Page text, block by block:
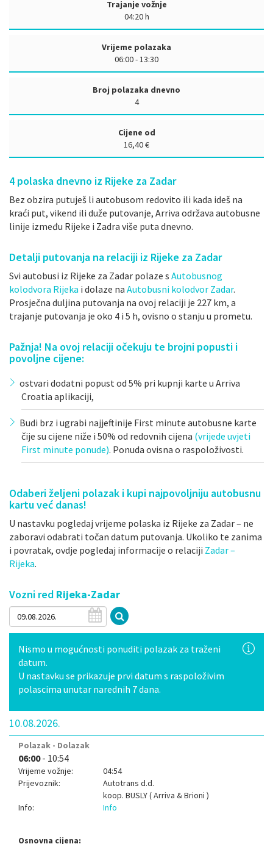
Trajanje vožnje
04:20 h
Vrijeme polazaka
06:00 - 13:30
Broj polazaka dnevno
4
Cijene od
16,40 €
4 polaska dnevno iz Rijeke za Zadar
Bez obzira putuješ li autobusom redovito ili kada ideš na
kraći put, vikend ili duže putovanje, Arriva održava autobusne
linije između Rijeke i Zadra više puta dnevno.
Detalji putovanja na relaciji iz Rijeke za Zadar
Svi autobusi iz Rijeke za Zadar polaze s Autobusnog
kolodvora Rijeka i dolaze na Autobusni kolodvor Zadar.
Prosječna duljina putovanja na ovoj relaciji je 227 km, a
trajanje putovanja je oko 4 i 5 h, ovisno o stanju u prometu.
Pažnja! Na ovoj relaciji očekuju te brojni popusti i
povoljne cijene:
ostvari dodatni popust od 5% pri kupnji karte u Arriva
Croatia aplikaciji,
Budi brz i ugrabi najjeftinije First minute autobusne karte
čije su cijene niže i 50% od redovnih cijena (vrijede uvjeti
First minute ponude). Ponuda ovisna o raspoloživosti.
Odaberi željeni polazak i kupi najpovoljniju autobusnu
kartu već danas!
U nastavku pogledaj vrijeme polaska iz Rijeke za Zadar – ne
zaboravi odabrati točan datum putovanja. Ukoliko te zanima
i povratak, ovdje pogledaj informacije o relaciji Zadar –
Rijeka.
Vozni red Rijeka-Zadar
Nismo u mogućnosti ponuditi polazak za traženi
datum.
U nastavku se prikazuje prvi datum s raspoloživim
polascima unutar narednih 7 dana.
10.08.2026.
Polazak - Dolazak
06:00- 10:54
Vrijeme vožnje:
04:54
Prijevoznik:
Autotrans d.d.
koop. BUSLY ( Arriva & Brioni )
Info:
Info
Osnovna cijena: